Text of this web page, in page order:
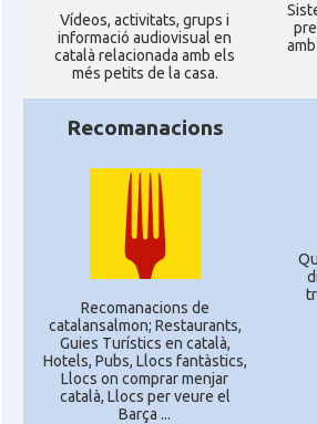
Ví­deos, activitats, grups i
informació audiovisual en
català relacionada amb els
més petits de la casa.
Recomanacions
Recomanacions de
catalansalmon; Restaurants,
Guies Turístics en català,
Hotels, Pubs, Llocs fantàstics,
Llocs on comprar menjar
català, Llocs per veure el
Barça ...